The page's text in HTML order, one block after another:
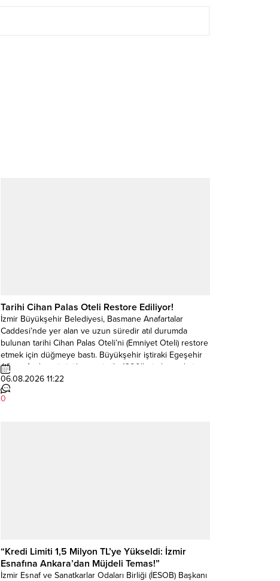
Tarihi Cihan Palas Oteli Restore Ediliyor!
İzmir Büyükşehir Belediyesi, Basmane Anafartalar
Caddesi’nde yer alan ve uzun süredir atıl durumda
bulunan tarihi Cihan Palas Oteli’ni (Emniyet Oteli) restore
etmek için düğmeye bastı. Büyükşehir iştiraki Egeşehir
AŞ tarafından yürütülen proje ile 1900’lerin başında inşa
edilen yapı, özgün mimarisi korunarak çağdaş ihtiyaçlara
uygun şekilde yeniden işlevlendirilecek. Kasalarıyla
Ünlenen “Emniyet...
06.08.2026 11:22
0
“Kredi Limiti 1,5 Milyon TL’ye Yükseldi: İzmir
Esnafına Ankara’dan Müjdeli Temas!”
İzmir Esnaf ve Sanatkarlar Odaları Birliği (İESOB) Başkanı